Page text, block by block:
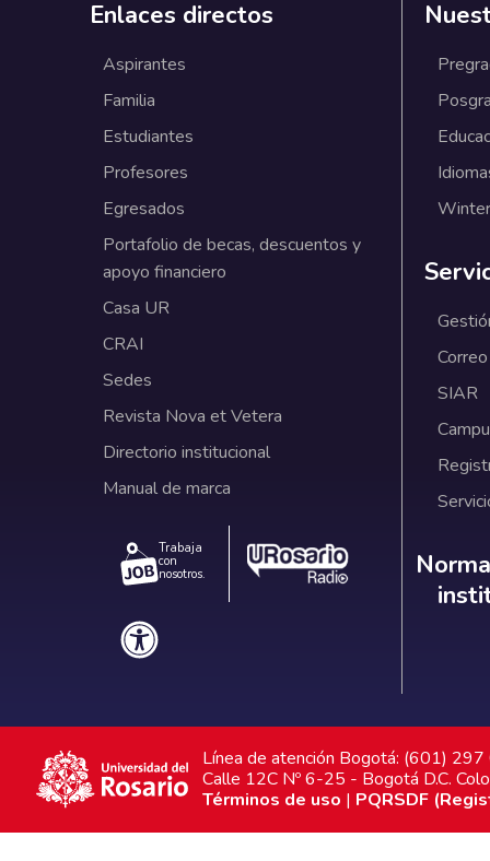
Enlaces directos
Aspirantes
Familia
Estudiantes
Profesores
Egresados
Portafolio de becas, descuentos y
apoyo financiero
Casa UR
CRAI
Sedes
Revista Nova et Vetera
Directorio institucional
Manual de marca
Trabaja
con
nosotros.
SIAR
Línea de atención Bogotá: (601)
Calle 12C Nº 6-25 - Bogotá D.C.
Términos de uso | PQRSDF